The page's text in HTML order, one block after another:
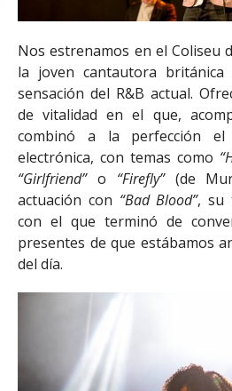
Nos estrenamos en el Coliseu
la joven cantautora
sensación del R&B actual.
de vitalidad en el que,
combinó a la perfección
electrónica, con temas como
“Girlfriend”o “Firefly”(de
actuación con “Bad Blood”, su
con el que terminó de
presentes de que estábamos
del día.